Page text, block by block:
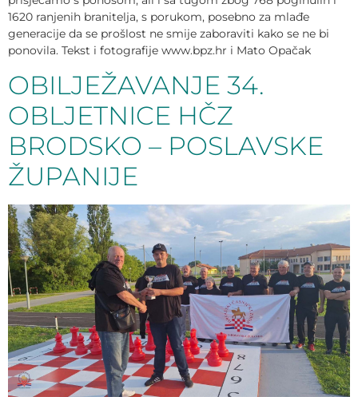
1620 ranjenih branitelja, s porukom, posebno za mlađe
generacije da se prošlost ne smije zaboraviti kako se ne bi
ponovila. Tekst i fotografije www.bpz.hr i Mato Opačak
OBILJEŽAVANJE 34.
OBLJETNICE HČZ
BRODSKO – POSLAVSKE
ŽUPANIJE